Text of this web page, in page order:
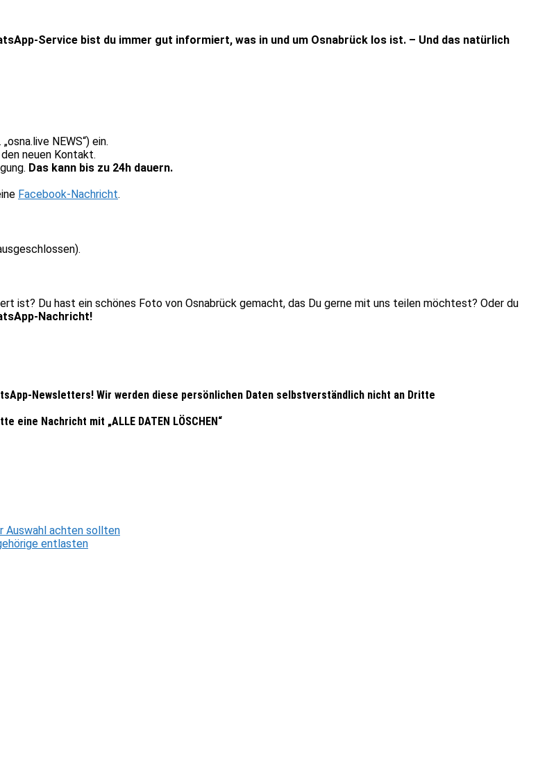
Service bist du immer gut informiert, was in und um Osnabrück los ist. – Und das natürlich
„osna.live NEWS“) ein.
den neuen Kontakt.
Das kann bis zu 24h dauern.
Facebook-Nachricht.
ist? Du hast ein schönes Foto von Osnabrück gemacht, das Du gerne mit uns teilen möchtest? Oder du
Nachricht!
Newsletters! Wir werden diese persönlichen Daten selbstverständlich nicht an Dritte
eine Nachricht mit „ALLE DATEN LÖSCHEN“
Auswahl achten sollten
entlasten